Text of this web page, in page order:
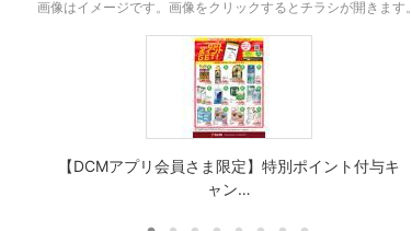
画像はイメージです。 画像をクリックするとチラシが開きます。
【DCMアプリ会員さま限定】特別ポイント付与キ
ャン…